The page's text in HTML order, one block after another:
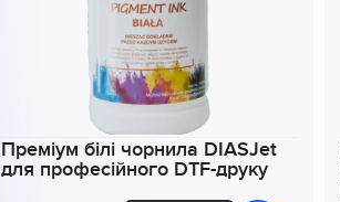
Преміум білі чорнила DIASJet
для професійного DTF-друку